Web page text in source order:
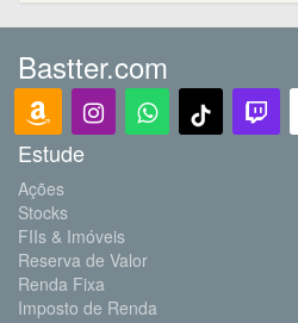
Bastter.com
Estude
Ações
Stocks
FIIs & Imóveis
Reserva de Valor
Renda Fixa
Imposto de Renda